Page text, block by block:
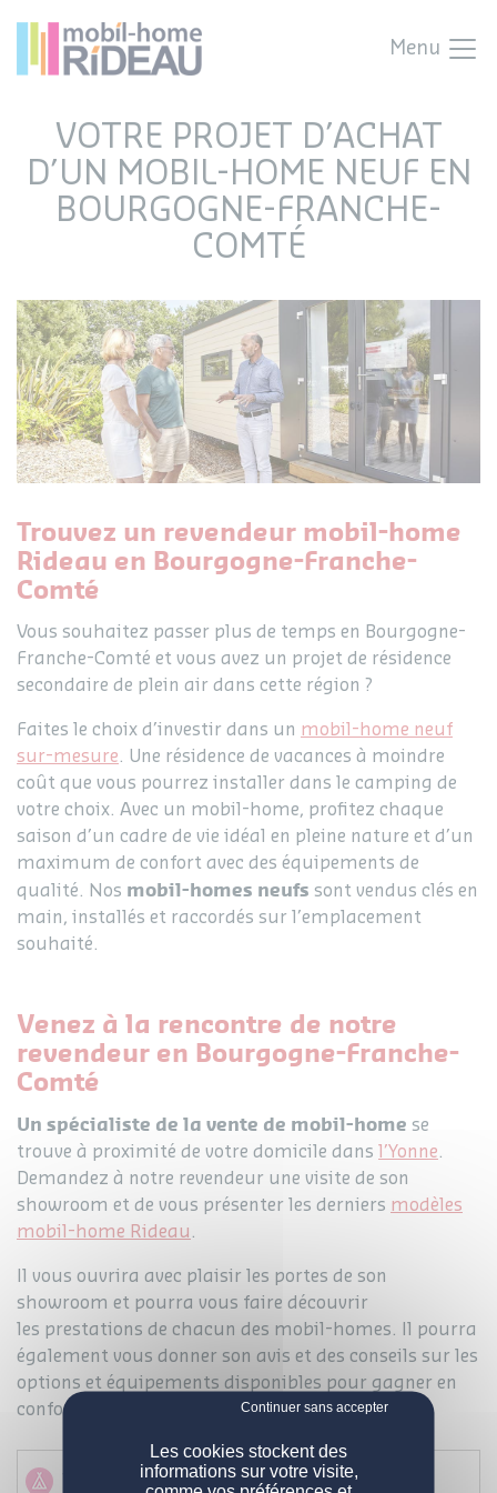
Menu
NOS MOBIL-HOMES
VOTRE PROJET D’ACHAT
D’UN MOBIL-HOME NEUF EN
BOURGOGNE-FRANCHE-
COMTÉ
Trouvez un revendeur mobil-home
Rideau en Bourgogne-Franche-
Comté
Vous souhaitez passer plus de temps en Bourgogne-
Franche-Comté et vous avez un projet de résidence
secondaire de plein air dans cette région ?
Faites le choix d’investir dans un mobil-home neuf
sur-mesure. Une résidence de vacances à moindre
coût que vous pourrez installer dans le camping de
votre choix. Avec un mobil-home, profitez chaque
saison d’un cadre de vie idéal en pleine nature et d’un
maximum de confort avec des équipements de
qualité. Nos mobil-homes neufs sont vendus clés en
main, installés et raccordés sur l’emplacement
souhaité.
Venez à la rencontre de notre
revendeur en Bourgogne-Franche-
Comté
Un spécialiste de la vente de mobil-home se
trouve à proximité de votre domicile dans
l’Yonne.
Demandez à notre revendeur une visite de son
showroom et de vous présenter les derniers modèles
mobil-home Rideau .
Il vous ouvrira avec plaisir les portes de son
showroom et pourra vous faire découvrir
les prestations de chacun des mobil-homes. Il pourra
également vous donner son avis et des conseils sur les
options et équipements disponibles pour gagner en
confort d’usage.
Votre camping revendeur
Les cookies stockent des
informations sur votre visite,